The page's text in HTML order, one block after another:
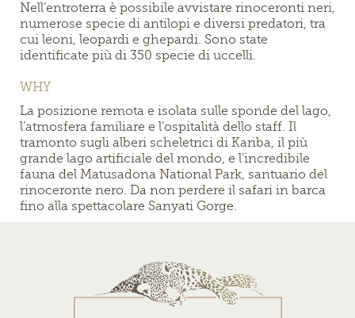
Nell’entroterra è possibile avvistare rinoceronti neri,
numerose specie di antilopi e diversi predatori, tra
cui leoni, leopardi e ghepardi. Sono state
identificate più di 350 specie di uccelli.
WHY
La posizione remota e isolata sulle sponde del lago,
l’atmosfera familiare e l’ospitalità dello staff. Il
tramonto sugli alberi scheletrici di Kariba, il più
grande lago artificiale del mondo, e l’incredibile
fauna del Matusadona National Park, santuario del
rinoceronte nero. Da non perdere il safari in barca
fino alla spettacolare Sanyati Gorge.